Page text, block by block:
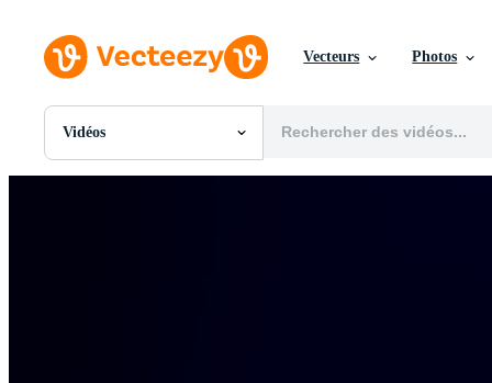
Vecteurs Photos
Vidéos
Toutes Images